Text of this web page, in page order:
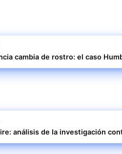
cambia de rostro: el caso
análisis de la investigación